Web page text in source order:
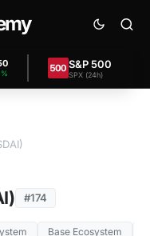
S&P 500
SPX (24h)
#174
Base Ecosystem